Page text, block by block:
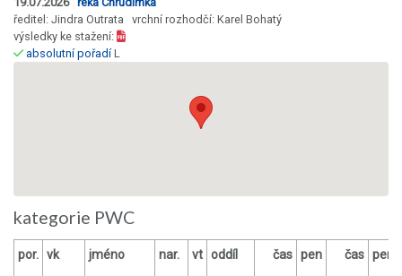
ředitel: Jindra Outrata vrchní rozhodčí: Karel Bohatý
výsledky ke stažení:
absolutní pořadíL
kategorie PWC
por. vk jméno nar. vt oddíl čas pen čas pen